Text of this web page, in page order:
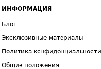
ИНФОРМАЦИЯ
Блог
Эксклюзивные материалы
Политика конфиденциальности
Общие положения